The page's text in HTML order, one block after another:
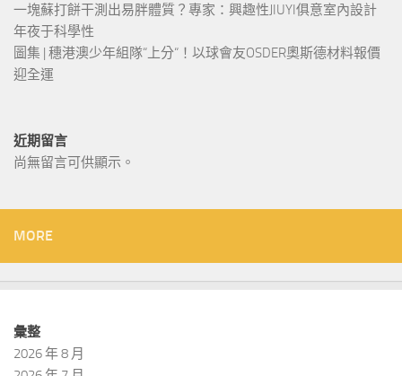
一塊蘇打餅干測出易胖體質？專家：興趣性JIUYI俱意室內設計
年夜于科學性
圖集 | 穗港澳少年組隊“上分“！以球會友OSDER奧斯德材料報價
迎全運
近期留言
尚無留言可供顯示。
MORE
彙整
2026 年 8 月